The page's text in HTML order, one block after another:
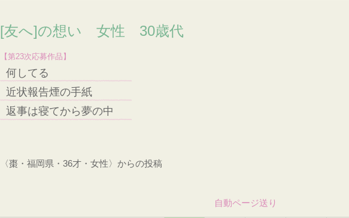
[友へ]の想い 女性 30歳代
【第23次応募作品】
何してる
近状報告煙の手紙
返事は寝てから夢の中
〈棗・福岡県・36才・女性〉からの投稿
自動ページ送り